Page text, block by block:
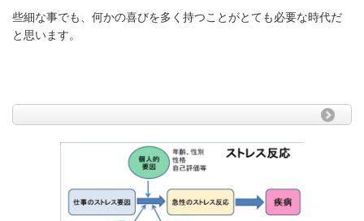
些細な事でも、何かの喜びを多く持つことがとても必要な時代だ
と思います。